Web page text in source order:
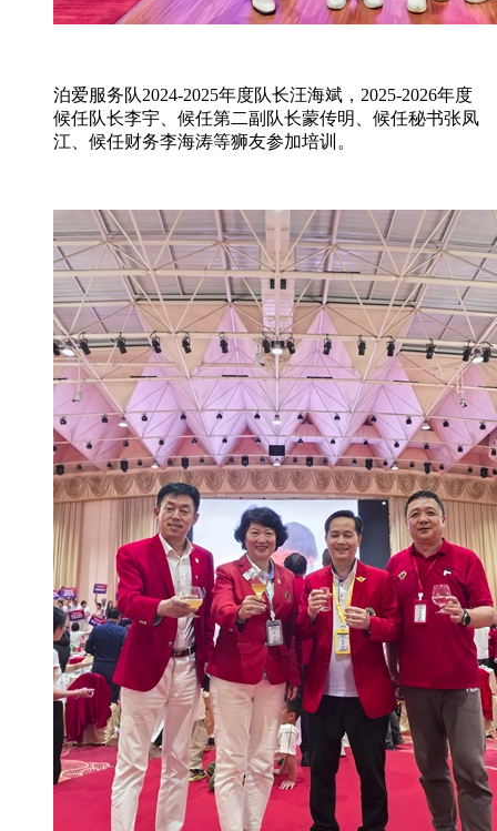
泊爱服务队2024-2025年度队长汪海斌，2025-2026年度
候任队长李宇、候任第二副队长蒙传明、候任秘书张凤
江、候任财务李海涛等狮友参加培训。